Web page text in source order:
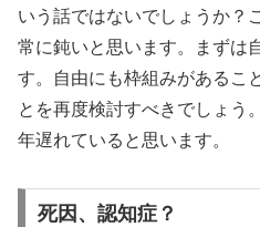
いう話ではないでしょうか？
常に鈍いと思います。まずは
す。自由にも枠組みがあるこ
とを再度検討すべきでしょう
年遅れていると思います。
死因、認知症？